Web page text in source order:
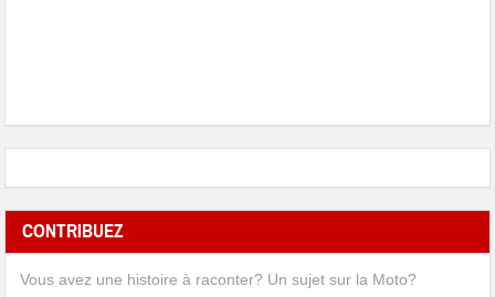
CONTRIBUEZ
Vous avez une histoire à raconter? Un sujet sur la Moto?